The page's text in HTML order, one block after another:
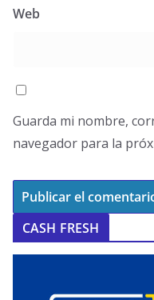
Web
Guarda mi nombre,
navegador para la
CASH FRESH